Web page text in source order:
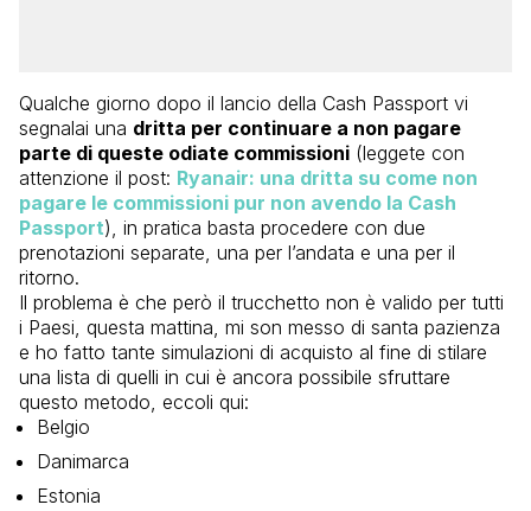
Qualche giorno dopo il lancio della Cash Passport vi
segnalai una dritta per continuare a non pagare
parte di queste odiate commissioni (leggete con
attenzione il post: Ryanair: una dritta su come non
pagare le commissioni pur non avendo la Cash
Passport), in pratica basta procedere con due
prenotazioni separate, una per l’andata e una per il
ritorno.
Il problema è che però il trucchetto non è valido per tutti
i Paesi, questa mattina, mi son messo di santa pazienza
e ho fatto tante simulazioni di acquisto al fine di stilare
una lista di quelli in cui è ancora possibile sfruttare
questo metodo, eccoli qui:
Belgio
Danimarca
Estonia